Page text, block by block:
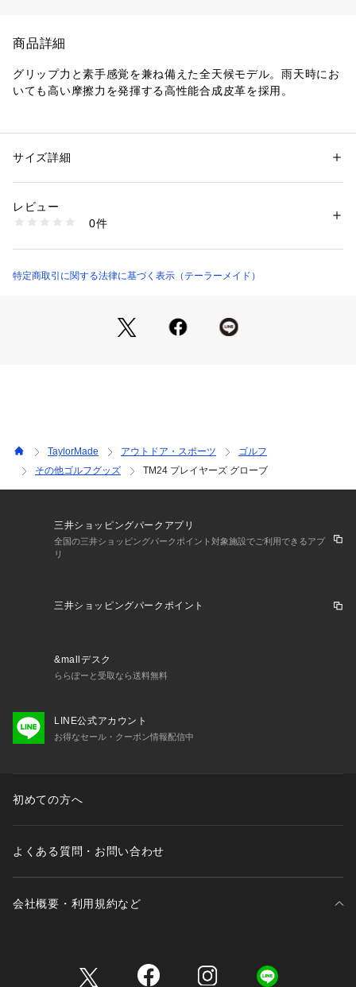
商品詳細
グリップ力と素手感覚を兼ね備えた全天候モデル。雨天時にお
いても高い摩擦力を発揮する高性能合成皮革を採用。
カテゴリー：
生産国：MYANMAR
UN165 （ショップ）
サイズ詳細
レビュー
0件
特定商取引に関する法律に基づく表示（テーラーメイド）
TaylorMade アウトドア・スポーツ
ゴルフ
その他ゴルフグッズ
TM24 プレイヤーズ グローブ
三井ショッピングパークアプリ
全国の三井ショッピングパークポイント対象施設でご利用できるアプ
リ
三井ショッピングパークポイント
&mallデスク
ららぽーと受取なら送料無料
LINE公式アカウント
お得なセール・クーポン情報配信中
初めての方へ
よくある質問・お問い合わせ
会社概要・利用規約など